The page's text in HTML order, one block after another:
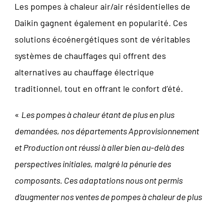
Les pompes à chaleur air/air résidentielles de
Daikin gagnent également en popularité. Ces
solutions écoénergétiques sont de véritables
systèmes de chauffages qui offrent des
alternatives au chauffage électrique
traditionnel, tout en offrant le confort d’été.
« Les pompes à chaleur étant de plus en plus
demandées, nos départements Approvisionnement
et Production ont réussi à aller bien au-delà des
perspectives initiales, malgré la pénurie des
composants. Ces adaptations nous ont permis
d’augmenter nos ventes de pompes à chaleur de plus